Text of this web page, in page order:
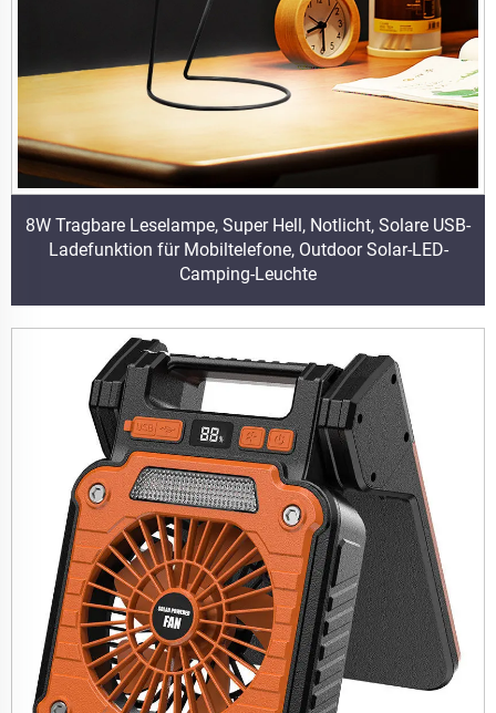
8W Tragbare Leselampe, Super Hell, Notlicht, Solare USB-
Ladefunktion für Mobiltelefone, Outdoor Solar-LED-
Camping-Leuchte